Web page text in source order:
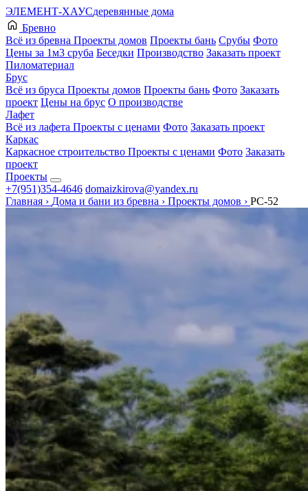
ЭЛЕМЕНТ-ХАУСдеревянные дома
Бревно
Всё из бревна Проекты домов Проекты бань Срубы Фото
Цены за 1м3 сруба Беседки Производство Заказать проект
Пиломатериал
Брус
Всё из бруса Проекты домов Проекты бань Фото Заказать
проект Цены на брус О производстве
Лафет
Всё из лафета Проекты с ценами Фото Заказать проект
Каркас
Каркасное строительство Проекты с ценами Фото Заказать
проект
Проекты
+7(951)354-4646 domaizkirova@yandex.ru
Главная › Дома и бани из бревна › Проекты домов › РС-52